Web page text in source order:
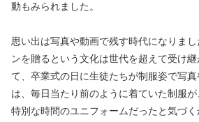
動もみられました。
思い出は写真や動画で残す時代になりま
ンを贈るという文化は世代を超えて受け
て、卒業式の日に生徒たちが制服姿で写
は、毎日当たり前のように着ていた制服
特別な時間のユニフォームだったと気づ